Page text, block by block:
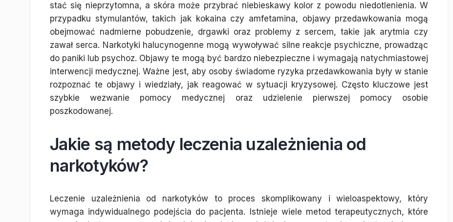
stać się nieprzytomna, a skóra może przybrać niebieskawy kolor z powodu niedotlenienia. W
przypadku stymulantów, takich jak kokaina czy amfetamina, objawy przedawkowania mogą
obejmować nadmierne pobudzenie, drgawki oraz problemy z sercem, takie jak arytmia czy
zawał serca. Narkotyki halucynogenne mogą wywoływać silne reakcje psychiczne, prowadząc
do paniki lub psychoz. Objawy te mogą być bardzo niebezpieczne i wymagają natychmiastowej
interwencji medycznej. Ważne jest, aby osoby świadome ryzyka przedawkowania były w stanie
rozpoznać te objawy i wiedziały, jak reagować w sytuacji kryzysowej. Często kluczowe jest
szybkie wezwanie pomocy medycznej oraz udzielenie pierwszej pomocy osobie
poszkodowanej.
Jakie są metody leczenia uzależnienia od
narkotyków?
Leczenie uzależnienia od narkotyków to proces skomplikowany i wieloaspektowy, który
wymaga indywidualnego podejścia do pacjenta. Istnieje wiele metod terapeutycznych, które